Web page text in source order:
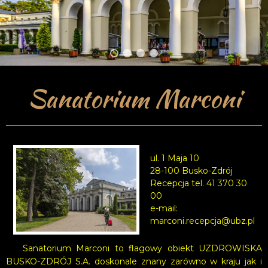
Sanatorium Marconi
ul. 1 Maja 10
28-100 Busko-Zdrój
Recepcja tel. 41 370 30
00
e-mail:
marconi.recepcja@ubz.pl
Sanatorium Marconi to flagowy obiekt UZDROWISKA
BUSKO-ZDRÓJ S.A. doskonale znany zarówno w kraju jak i